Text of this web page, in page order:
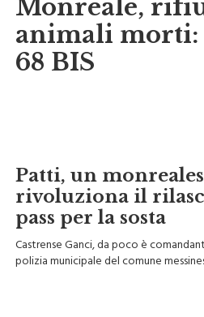
Monreale,
animali morti:
68 BIS
Patti, un
rivoluziona il
pass per la sosta
Castrense Ganci, da poco è
polizia municipale del comune